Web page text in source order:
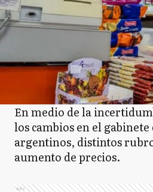
En medio de la
los cambios en el
argentinos, distintos
aumento de precios.
Ads